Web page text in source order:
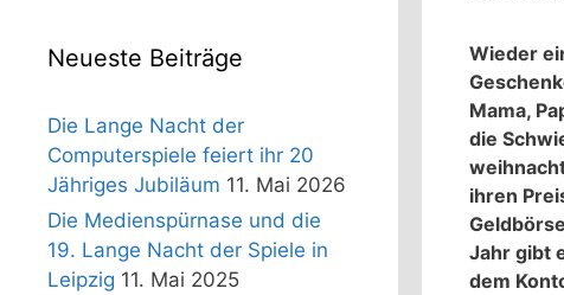
Wieder
Mama,
die
ihren
Jahr gibt
dem
Neueste Beiträge
Die Lange Nacht der
Computerspiele feiert ihr 20
Jähriges Jubiläum 11. Mai 2026
Die Medienspürnase und die
19. Lange Nacht der Spiele in
Leipzig 11. Mai 2025